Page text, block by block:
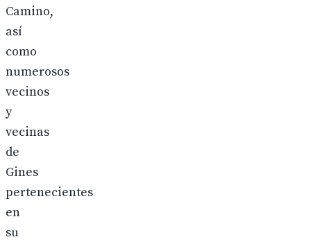
Camino,
así
como
numerosos
vecinos
y
vecinas
de
Gines
pertenecientes
en
su